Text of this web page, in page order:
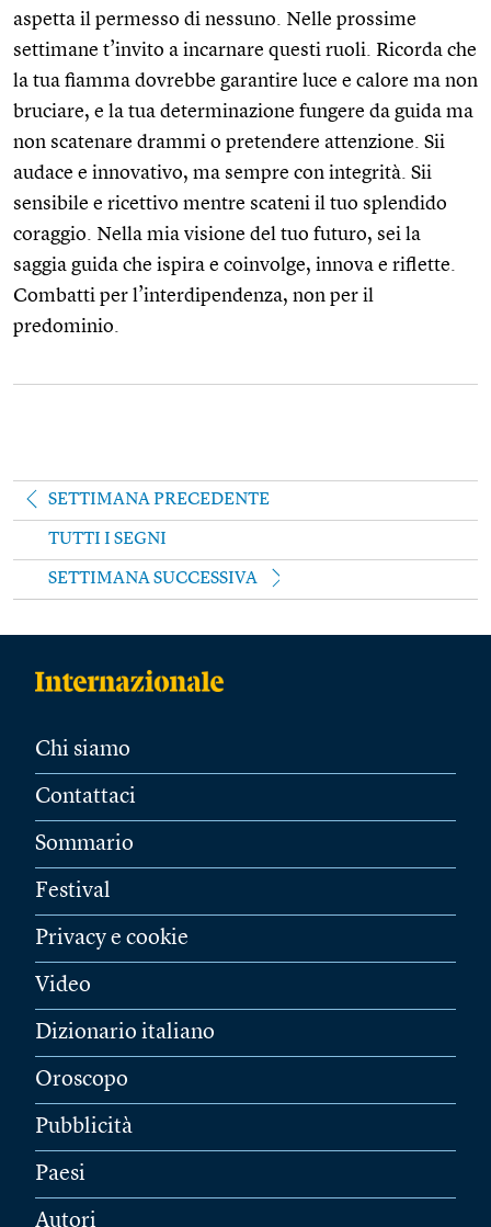
aspetta il permesso di nessuno. Nelle prossime
settimane t’invito a incarnare questi ruoli. Ricorda che
la tua fiamma dovrebbe garantire luce e calore ma non
bruciare, e la tua determinazione fungere da guida ma
non scatenare drammi o pretendere attenzione. Sii
audace e innovativo, ma sempre con integrità. Sii
sensibile e ricettivo mentre scateni il tuo splendido
coraggio. Nella mia visione del tuo futuro, sei la
saggia guida che ispira e coinvolge, innova e riflette.
Combatti per l’interdipendenza, non per il
predominio.
SETTIMANA PRECEDENTE
TUTTI I SEGNI
SETTIMANA SUCCESSIVA
Chi siamo
Contattaci
Sommario
Festival
Privacy e cookie
Video
Dizionario italiano
Oroscopo
Pubblicità
Paesi
Autori